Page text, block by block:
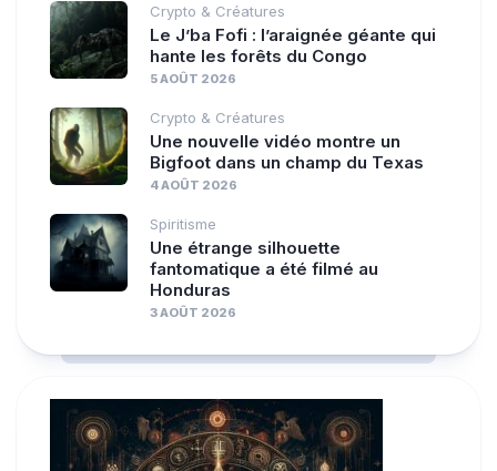
Crypto & Créatures
Le J’ba Fofi : l’araignée géante qui
hante les forêts du Congo
5 AOÛT 2026
Crypto & Créatures
Une nouvelle vidéo montre un
Bigfoot dans un champ du Texas
4 AOÛT 2026
Spiritisme
Une étrange silhouette
fantomatique a été filmé au
Honduras
3 AOÛT 2026